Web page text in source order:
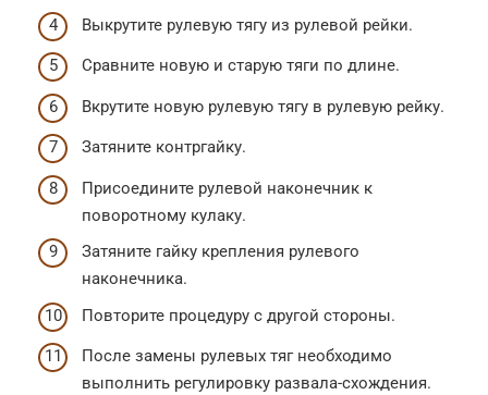
Выкрутите рулевую тягу из рулевой рейки.
Сравните новую и старую тяги по длине.
Вкрутите новую рулевую тягу в рулевую рейку.
Затяните контргайку.
Присоедините рулевой наконечник к
поворотному кулаку.
Затяните гайку крепления рулевого
наконечника.
Повторите процедуру с другой стороны.
После замены рулевых тяг необходимо
выполнить регулировку развала-схождения.